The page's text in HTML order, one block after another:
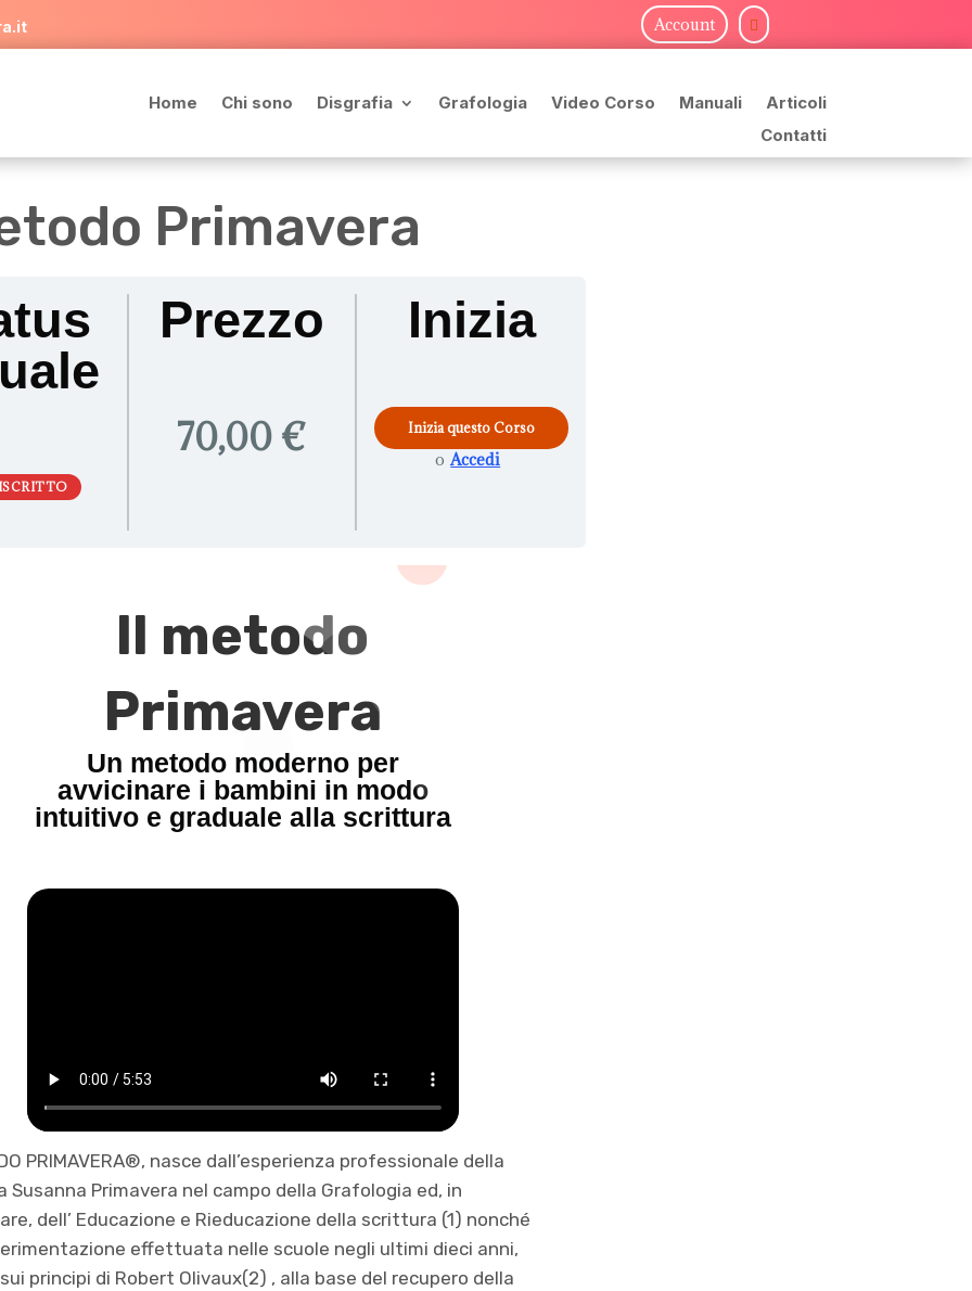
Account 
Home Chi sono Disgrafia Grafologia Video Corso Manuali
Articoli
Contatti
Primavera
Prezzo
70,00 €
Inizia
Inizia questo Corso
o Accedi
Il metodo
Primavera
Un metodo moderno per
avvicinare i bambini in modo
intuitivo e graduale alla scrittura
PRIMAVERA®, nasce dall’esperienza professionale della
Susanna Primavera nel campo della Grafologia ed, in
dell’ Educazione e Rieducazione della scrittura (1) nonché
effettuata nelle scuole negli ultimi dieci anni,
principi di Robert Olivaux(2) , alla base del recupero della